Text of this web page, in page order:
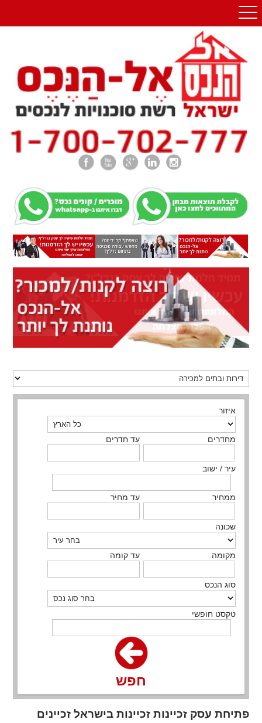
איזור
מחדרים עד חדרים
עיר / ישוב
ממחיר עד מחיר
שכונה
מקומה עד קומה
סוג הנכס
טקסט חופשי
חפש
פתיחת עסק זכיינות זכיינות בישראל זכיינים